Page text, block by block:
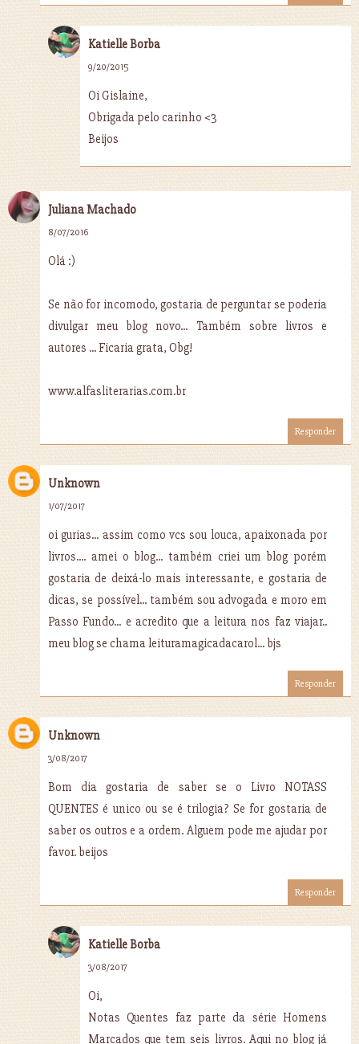
Katielle Borba
9/20/2015
Oi Gislaine,
Obrigada pelo carinho <3
Beijos
Juliana Machado
8/07/2016
Olá :)
Se não for incomodo, gostaria de perguntar se poderia
divulgar meu blog novo... Também sobre livros e
autores ... Ficaria grata, Obg!
www.alfasliterarias.com.br
Responder
Unknown
1/07/2017
oi gurias... assim como vcs sou louca, apaixonada por
livros.... amei o blog... também criei um blog porém
gostaria de deixá-lo mais interessante, e gostaria de
dicas, se possível... também sou advogada e moro em
Passo Fundo... e acredito que a leitura nos faz viajar..
meu blog se chama leituramagicadacarol... bjs
Responder
Unknown
3/08/2017
Bom dia gostaria de saber se o Livro NOTASS
QUENTES é unico ou se é trilogia? Se for gostaria de
saber os outros e a ordem. Alguem pode me ajudar por
favor. beijos
Responder
Katielle Borba
3/08/2017
Oi,
Notas Quentes faz parte da série Homens
Marcados que tem seis livros. Aqui no blog já